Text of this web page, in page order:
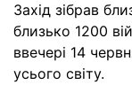
Захід зібрав
близько 1200
ввечері 14
усього світу.